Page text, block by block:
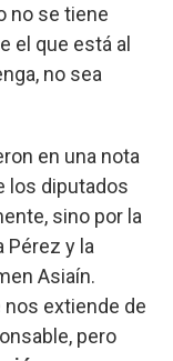
no se tiene
el que está al
no sea
en una nota
los diputados
sino por la
Pérez y la
Asiaín.
nos extiende de
pero